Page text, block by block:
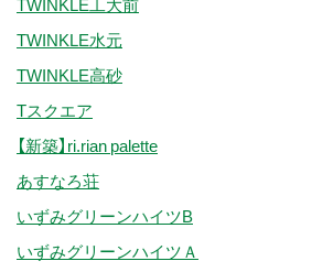
TWINKLE水元
TWINKLE高砂
Tスクエア
【新築】ri.rian palette
あすなろ荘
いずみグリーンハイツB
いずみグリーンハイツＡ